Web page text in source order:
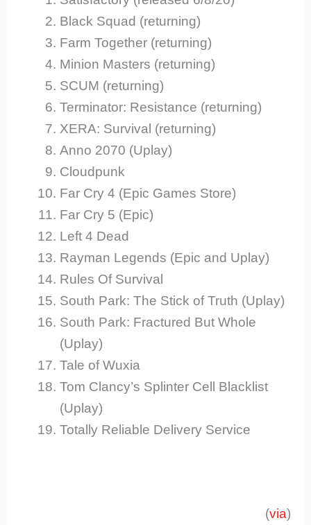
Black Squad (returning)
Farm Together (returning)
Minion Masters (returning)
SCUM (returning)
Terminator: Resistance (returning)
XERA: Survival (returning)
Anno 2070 (Uplay)
Cloudpunk
Far Cry 4 (Epic Games Store)
Far Cry 5 (Epic)
Left 4 Dead
Rayman Legends (Epic and Uplay)
Rules Of Survival
South Park: The Stick of Truth (Uplay)
South Park: Fractured But Whole
(Uplay)
Tale of Wuxia
Tom Clancy’s Splinter Cell Blacklist
(Uplay)
Totally Reliable Delivery Service
(via)